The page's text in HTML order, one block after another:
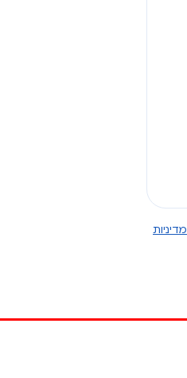
מדיניות